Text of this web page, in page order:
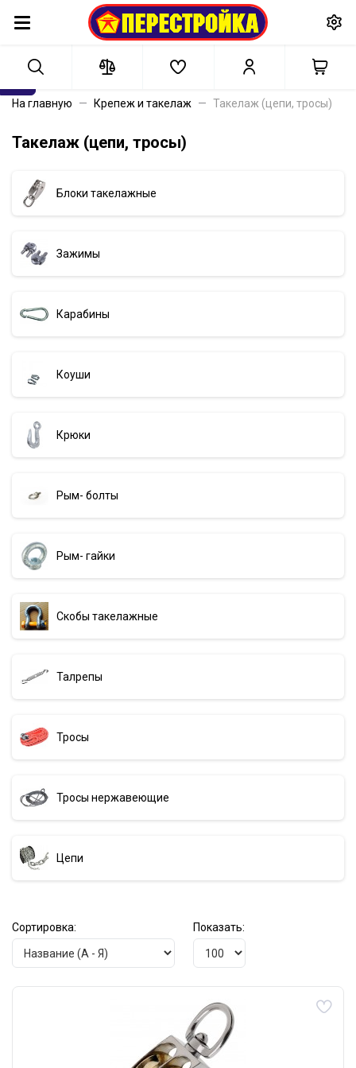
На главную Крепеж и такелаж Такелаж (цепи, тросы)
Такелаж (цепи, тросы)
Блоки такелажные
Зажимы
Карабины
Коуши
Крюки
Рым- болты
Рым- гайки
Скобы такелажные
Талрепы
Тросы
Тросы нержавеющие
Цепи
Сортировка: Показать: